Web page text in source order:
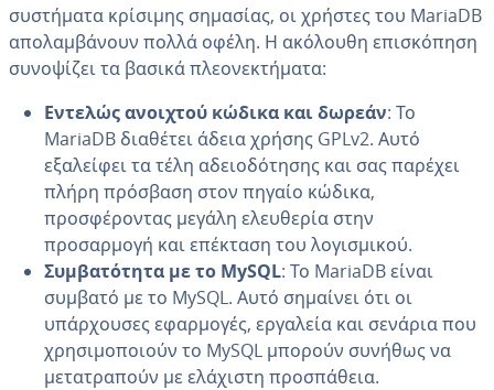
συστήματα κρίσιμης σημασίας, οι χρήστες του MariaDB
απολαμβάνουν πολλά οφέλη. Η ακόλουθη επισκόπηση
συνοψίζει τα βασικά πλεονεκτήματα:
Εντελώς ανοιχτού κώδικα και δωρεάν: Το
MariaDB διαθέτει άδεια χρήσης GPLv2. Αυτό
εξαλείφει τα τέλη αδειοδότησης και σας παρέχει
πλήρη πρόσβαση στον πηγαίο κώδικα,
προσφέροντας μεγάλη ελευθερία στην
προσαρμογή και επέκταση του λογισμικού.
Συμβατότητα με το MySQL: Το MariaDB είναι
συμβατό με το MySQL. Αυτό σημαίνει ότι οι
υπάρχουσες εφαρμογές, εργαλεία και σενάρια που
χρησιμοποιούν το MySQL μπορούν συνήθως να
μετατραπούν με ελάχιστη προσπάθεια.